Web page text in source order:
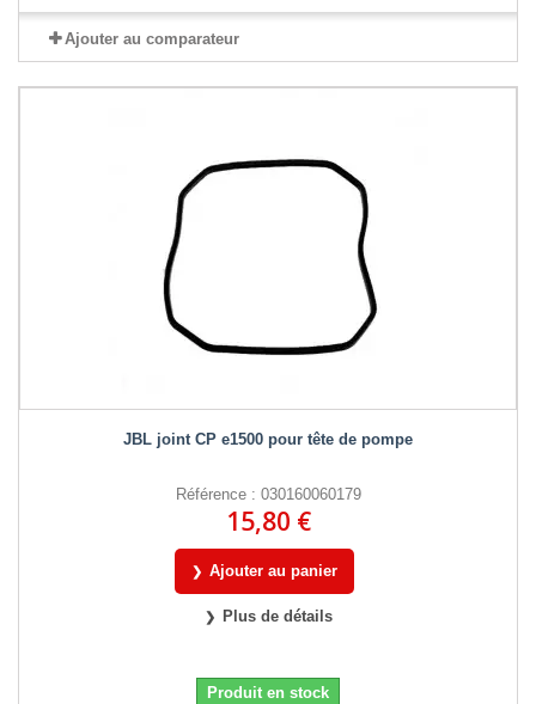
Ajouter au comparateur
JBL joint CP e1500 pour tête de pompe
Référence : 030160060179
15,80 €
Ajouter au panier
Plus de détails
Produit en stock